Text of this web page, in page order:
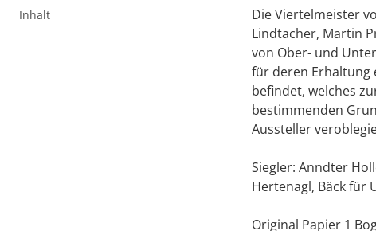
Inhalt
Die Viertelmeister
Lindtacher, Martin
von Ober- und
für deren Erhaltung
befindet, welches
bestimmenden
Aussteller
Siegler: Anndter
Hertenagl, Bäck für
Original Papier 1